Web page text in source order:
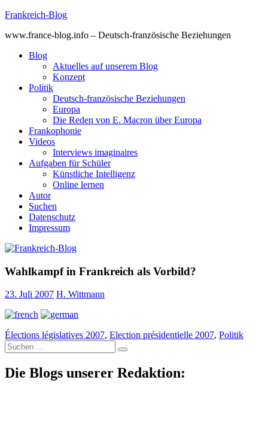
Skip
content
Frankreich-Blog
www.france-blog.info – Deutsch-französische Beziehungen
Blog
Aktuelles auf unserem Blog
Konzept
Politik
Deutsch-französische Beziehungen
Europa
Die Reden von E. Macron über Europa
Frankophonie
Videos
Interviews imaginaires
Aufgaben für Schüler
Künstliche Intelligenz
Online lernen
Autor
Suchen
Datenschutz
Impressum
Wahlkampf in Frankreich als Vorbild?
23. Juli 2007 H. Wittmann
Élections législatives 2007, Election présidentielle 2007, Politik
Suche
nach:
Die Blogs unserer Redaktion: